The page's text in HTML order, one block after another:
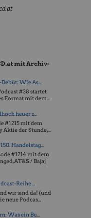
mit Archiv-
Wie As...
#38 startet
Format mit dem...
heuer z...
#1215 mit dem
der Stunde, ...
Handelstag...
#1214 mit dem
AT&S / Bajaj
Reihe ...
wir sind da! (und
neue Podcas...
Was ein Bu...